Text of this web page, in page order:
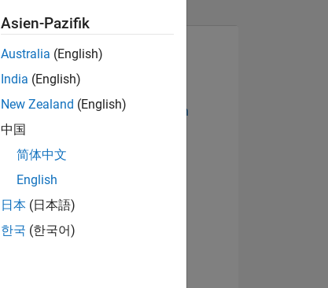
Abzeichen anzeigen
Asien-Pazifik
Australia (English)
India (English)
New Zealand (English)
中国
简体中文
English
日本 (日本語)
한국 (한국어)